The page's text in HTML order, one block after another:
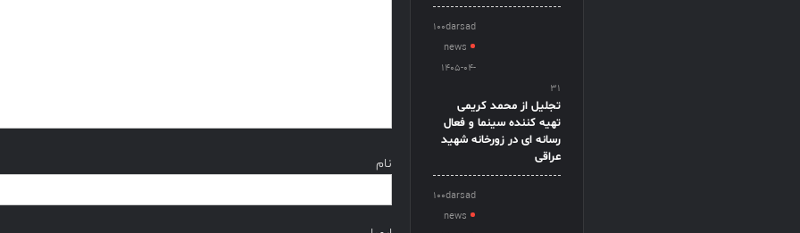
نام
100darsad
news
1405-04-
31
تجلیل از محمد کریمی
تهیه کننده سینما و فعال
رسانه ای در زورخانه شهید
عراقی
100darsad
news